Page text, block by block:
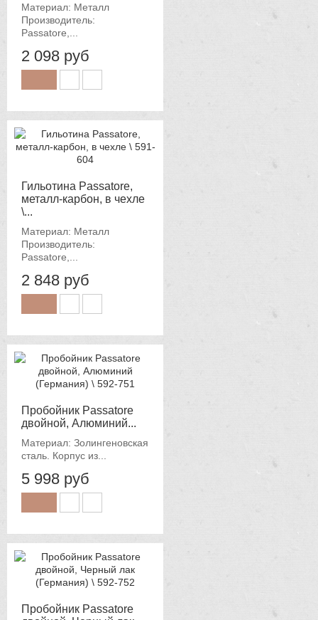
Материал: Металл
Производитель:
Passatore,...
2 098 руб
Гильотина Passatore,
металл-карбон, в чехле
\...
Материал: Металл
Производитель:
Passatore,...
2 848 руб
Пробойник Passatore
двойной, Алюминий...
Материал: Золингеновская
сталь. Корпус из...
5 998 руб
Пробойник Passatore